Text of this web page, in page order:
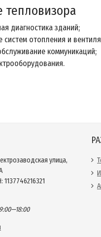
диагностика зданий;
систем отопления и
коммуникаций;
улица,